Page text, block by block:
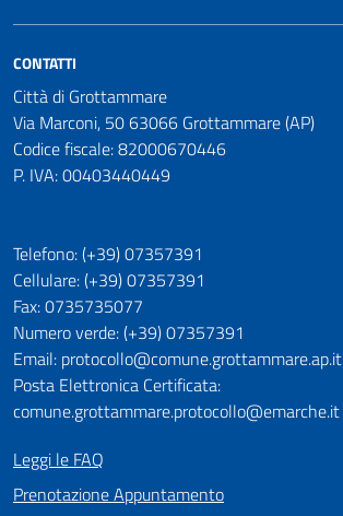
CONTATTI
Città di Grottammare
Via Marconi, 50 63066 Grottammare (AP)
Codice fiscale: 82000670446
P. IVA: 00403440449
Telefono: (+39) 07357391
Cellulare: (+39) 07357391
Fax: 0735735077
Numero verde: (+39) 07357391
Email: protocollo@comune.grottammare.ap.it
Posta Elettronica Certificata:
comune.grottammare.protocollo@emarche.it
Leggi le FAQ
Prenotazione Appuntamento